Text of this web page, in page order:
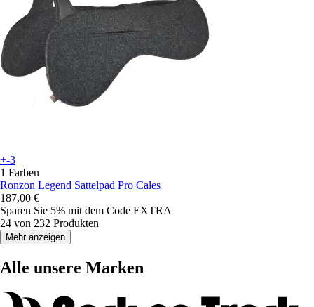
+-3
1 Farben
Ronzon Legend Sattelpad Pro Cales
187,00 €
Sparen Sie 5% mit dem Code EXTRA
24 von 232 Produkten
Mehr anzeigen
Alle unsere Marken